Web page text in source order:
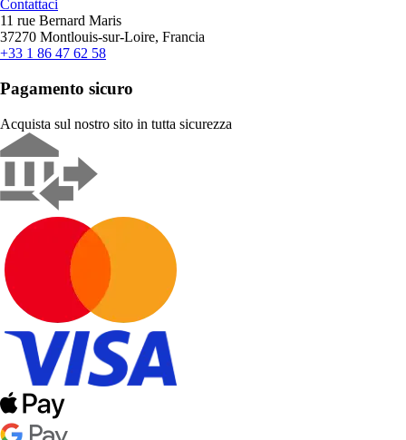
Contattaci
11 rue Bernard Maris
37270 Montlouis-sur-Loire, Francia
+33 1 86 47 62 58
Pagamento sicuro
Acquista sul nostro sito in tutta sicurezza